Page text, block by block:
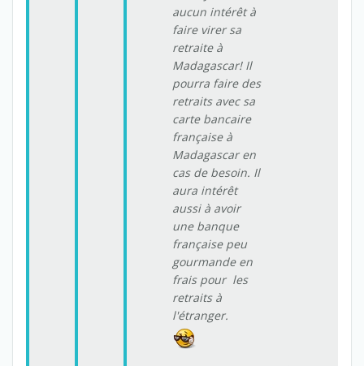
aucun intérêt à
faire virer sa
retraite à
Madagascar! Il
pourra faire des
retraits avec sa
carte bancaire
française à
Madagascar en
cas de besoin. Il
aura intérêt
aussi à avoir
une banque
française peu
gourmande en
frais pour les
retraits à
l'étranger.